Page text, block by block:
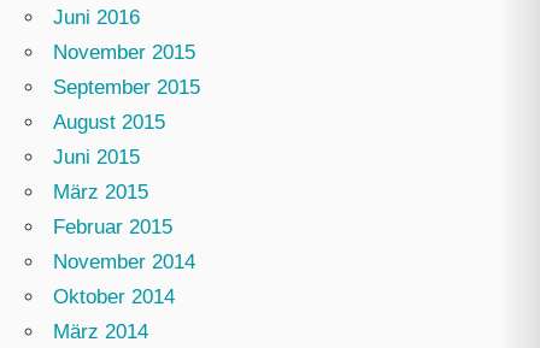
Juni 2016
November 2015
September 2015
August 2015
Juni 2015
März 2015
Februar 2015
November 2014
Oktober 2014
März 2014